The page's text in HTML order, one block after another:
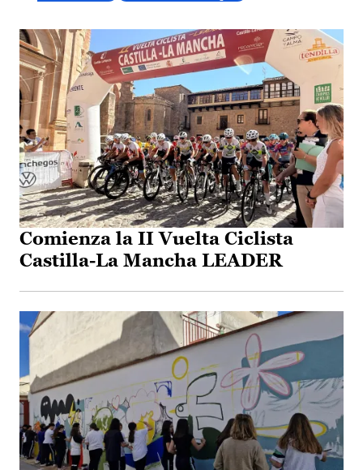
Comienza la II Vuelta Ciclista
Castilla-La Mancha LEADER